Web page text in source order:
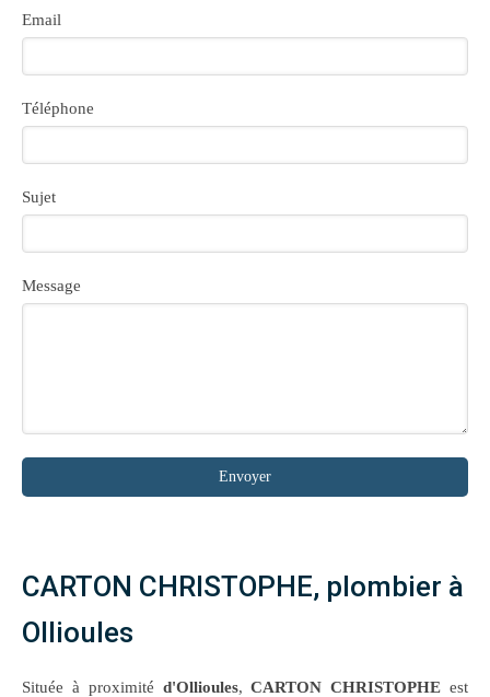
Email
Téléphone
Sujet
Message
Envoyer
CARTON CHRISTOPHE, plombier à
Ollioules
Située à proximité d'Ollioules,CARTON CHRISTOPHE est